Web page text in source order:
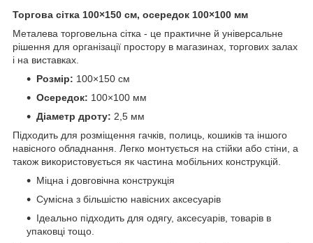
Торгова сітка 100×150 см, осередок 100×100 мм
Металева торговельна сітка - це практичне й універсальне
рішення для організації простору в магазинах, торгових залах
і на виставках.
Розмір: 100×150 см
Осередок: 100×100 мм
Діаметр дроту: 2,5 мм
Підходить для розміщення гачків, полиць, кошиків та іншого
навісного обладнання. Легко монтується на стійки або стіни, а
також використовується як частина мобільних конструкцій.
Міцна і довговічна конструкція
Сумісна з більшістю навісних аксесуарів
Ідеально підходить для одягу, аксесуарів, товарів в
упаковці тощо.